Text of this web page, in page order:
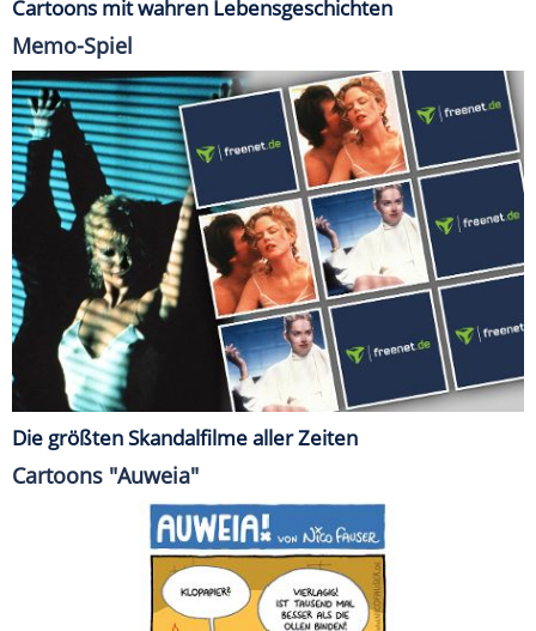
Cartoons mit wahren Lebensgeschichten
Memo-Spiel
Die größten Skandalfilme aller Zeiten
Cartoons "Auweia"